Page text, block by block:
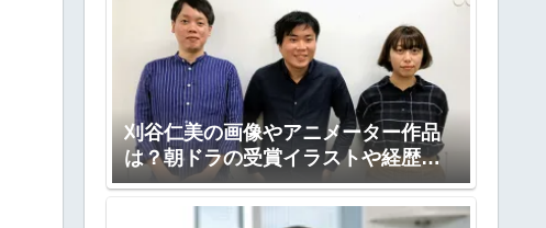
刈谷仁美の画像やアニメーター作品
は？朝ドラの受賞イラストや経歴
も！